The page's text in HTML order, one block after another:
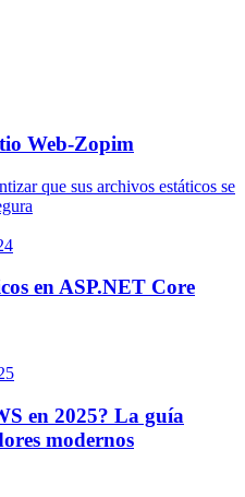
Web-Zopim
en ASP.NET Core
en 2025? La guía
modernos